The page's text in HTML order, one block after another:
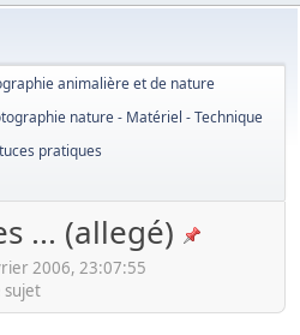
animalière et de nature
nature - Matériel - Technique
pratiques
... (allegé)
2006, 23:07:55
sujet